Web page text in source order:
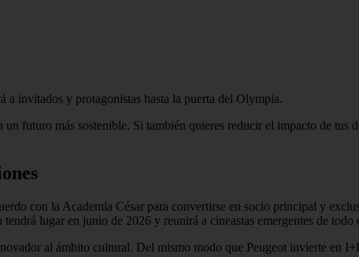
a invitados y protagonistas hasta la puerta del Olympia.
futuro más sostenible. Si también quieres reducir el impacto de tus
con la Academia César para convertirse en socio principal y
lugar en junio de 2026 y reunirá a cineastas emergentes de todo
al ámbito cultural. Del mismo modo que Peugeot invierte en